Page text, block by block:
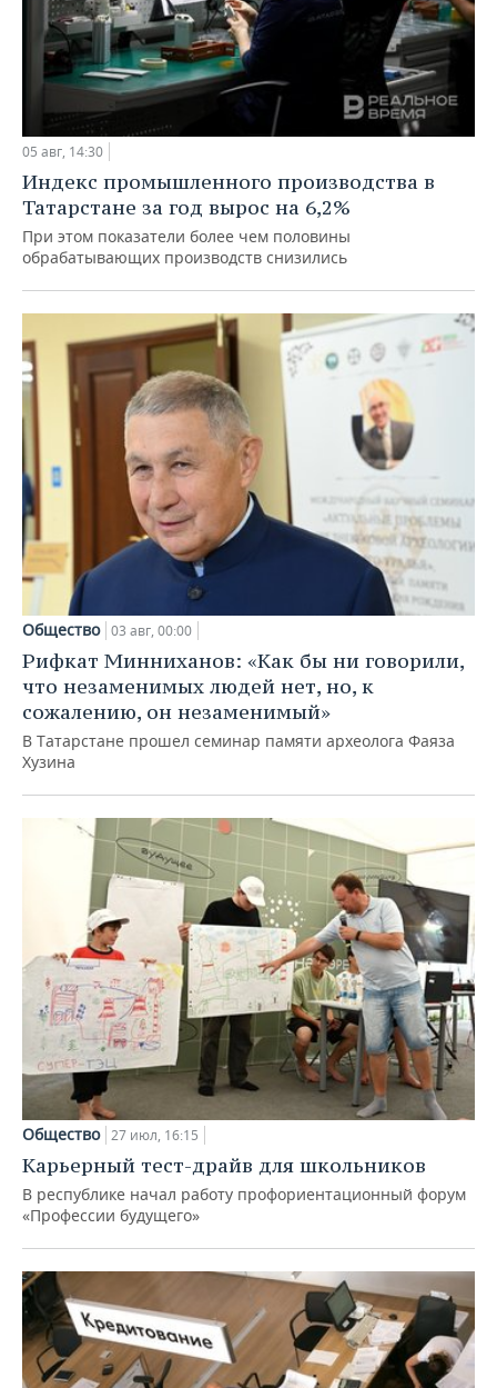
05 авг, 14:30
Индекс промышленного производства в
Татарстане за год вырос на 6,2%
При этом показатели более чем половины
обрабатывающих производств снизились
Общество 03 авг, 00:00
Рифкат Минниханов: «Как бы ни говорили,
что незаменимых людей нет, но, к
сожалению, он незаменимый»
В Татарстане прошел семинар памяти археолога Фаяза
Хузина
Общество 27 июл, 16:15
Карьерный тест-драйв для школьников
В республике начал работу профориентационный форум
«Профессии будущего»